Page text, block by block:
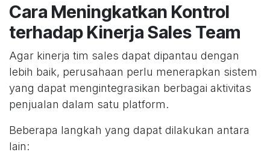
Cara Meningkatkan Kontrol
terhadap Kinerja Sales Team
Agar kinerja tim sales dapat dipantau dengan
lebih baik, perusahaan perlu menerapkan sistem
yang dapat mengintegrasikan berbagai aktivitas
penjualan dalam satu platform.
Beberapa langkah yang dapat dilakukan antara
lain: